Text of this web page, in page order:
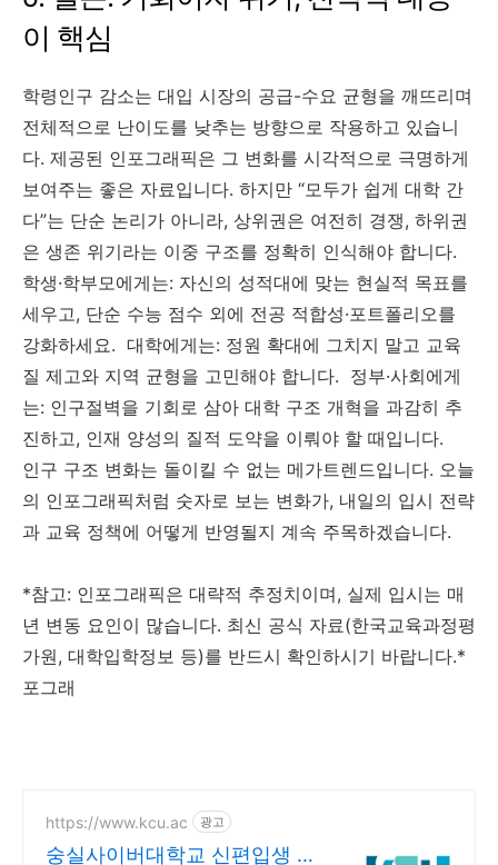
이 핵심
학령인구 감소는 대입 시장의 공급-수요 균형을 깨뜨리며
전체적으로 난이도를 낮추는 방향으로 작용하고 있습니
다. 제공된 인포그래픽은 그 변화를 시각적으로 극명하게
보여주는 좋은 자료입니다. 하지만 “모두가 쉽게 대학 간
다”는 단순 논리가 아니라, 상위권은 여전히 경쟁, 하위권
은 생존 위기라는 이중 구조를 정확히 인식해야 합니다.
학생·학부모에게는: 자신의 성적대에 맞는 현실적 목표를
세우고, 단순 수능 점수 외에 전공 적합성·포트폴리오를
강화하세요. 대학에게는: 정원 확대에 그치지 말고 교육
질 제고와 지역 균형을 고민해야 합니다. 정부·사회에게
는: 인구절벽을 기회로 삼아 대학 구조 개혁을 과감히 추
진하고, 인재 양성의 질적 도약을 이뤄야 할 때입니다.
인구 구조 변화는 돌이킬 수 없는 메가트렌드입니다. 오늘
의 인포그래픽처럼 숫자로 보는 변화가, 내일의 입시 전략
과 교육 정책에 어떻게 반영될지 계속 주목하겠습니다.
*참고: 인포그래픽은 대략적 추정치이며, 실제 입시는 매
년 변동 요인이 많습니다. 최신 공식 자료(한국교육과정평
가원, 대학입학정보 등)를 반드시 확인하시기 바랍니다.*
포그래
https://www.kcu.ac 광고
숭실사이버대학교 신편입생 모